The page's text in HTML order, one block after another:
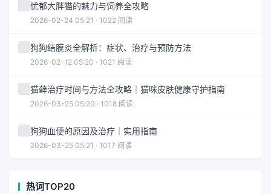
忧郁大胖猫的魅力与饲养全攻略
2026-02-24 05:21 · 1022 阅读
狗狗结膜炎全解析：症状、治疗与预防方法
2026-02-12 05:20 · 1021 阅读
猫藓治疗时间与方法全攻略｜猫咪皮肤健康守护指南
2026-03-25 05:20 · 1018 阅读
狗狗血便的原因及治疗｜实用指南
2026-03-25 05:21 · 1017 阅读
热词TOP20